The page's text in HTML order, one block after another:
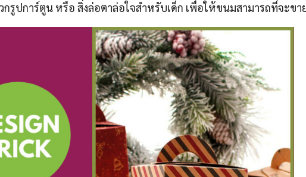
รูปการ์ตูน หรือ สิ่งล่อตาล่อใจสำหรับเด็ก เพื่อให้ขนมสามารถที่จะขา